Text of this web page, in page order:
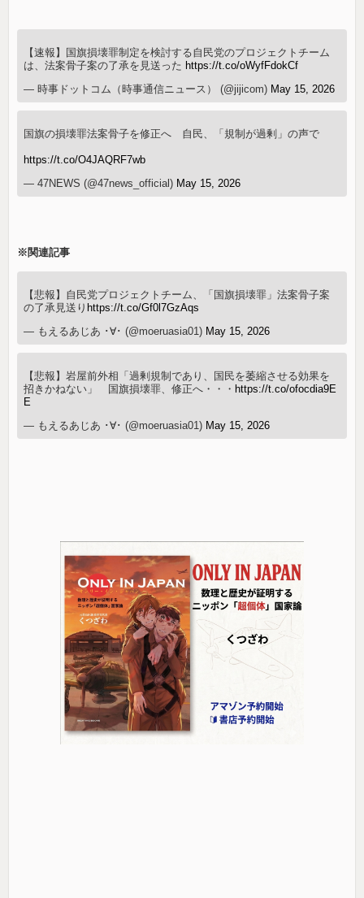
【速報】国旗損壊罪制定を検討する自民党のプロジェクトチーム
は、法案骨子案の了承を見送った https://t.co/oWyfFdokCf
— 時事ドットコム（時事通信ニュース） (@jijicom) May 15, 2026
国旗の損壊罪法案骨子を修正へ 自民、「規制が過剰」の声で
https://t.co/O4JAQRF7wb
— 47NEWS (@47news_official) May 15, 2026
※関連記事
【悲報】自民党プロジェクトチーム、「国旗損壊罪」法案骨子案
の了承見送り https://t.co/Gf0l7GzAqs
— もえるあじあ ･∀･ (@moeruasia01) May 15, 2026
【悲報】岩屋前外相「過剰規制であり、国民を萎縮させる効果を
招きかねない」 国旗損壊罪、修正へ・・・ https://t.co/ofocdia9E
E
— もえるあじあ ･∀･ (@moeruasia01) May 15, 2026